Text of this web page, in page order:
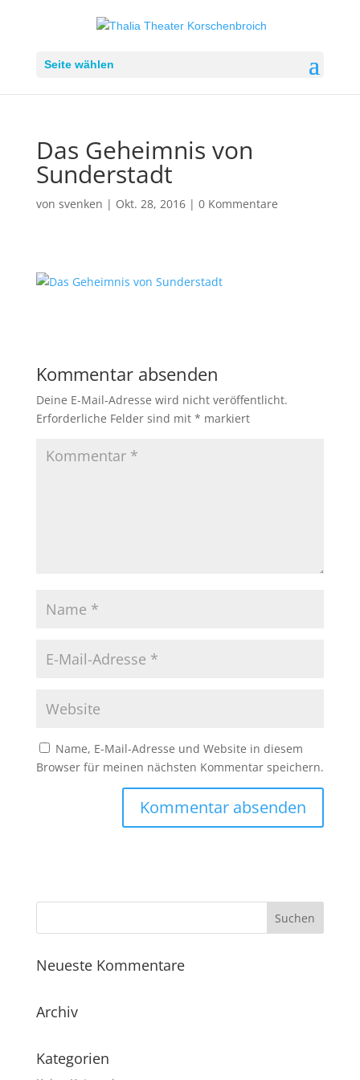
Seite wählen
Das Geheimnis von
Sunderstadt
von svenken | Okt. 28, 2016| 0 Kommentare
Kommentar absenden
Deine E-Mail-Adresse wird nicht veröffentlicht.
Erforderliche Felder sind mit * markiert
Name, E-Mail-Adresse und Website in diesem
Browser für meinen nächsten Kommentar speichern.
Neueste Kommentare
Archiv
Kategorien